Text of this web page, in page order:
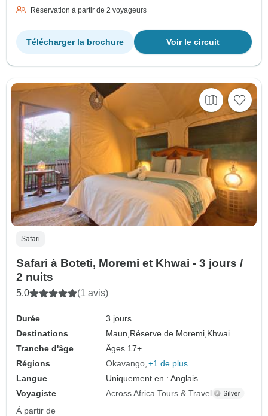
Réservation à partir de 2 voyageurs
Voir le circuit
Télécharger la brochure
Safari
Safari à Boteti, Moremi et Khwai - 3 jours /
2 nuits
5.0 (1 avis)
Durée
3 jours
Destinations
Maun, Réserve de Moremi, Khwai
Tranche d'âge
Âges 17+
Régions
Okavango +1 de plus
Langue
Uniquement en : Anglais
Voyagiste
Across Africa Tours & Travel
À partir de